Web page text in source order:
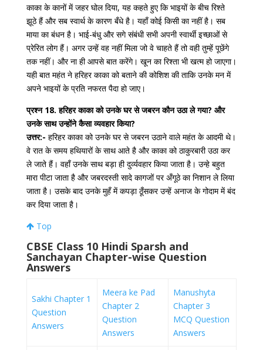
काका के कानों में जहर घोल दिया, यह कहते हुए कि भाइयों के बीच रिश्ते
झूठे हैं और सब स्वार्थ के कारण बँधे है। यहाँ कोई किसी का नहीं है। सब
माया का बंधन है। भाई-बंधु और सगे संबंधी सभी अपनी स्वार्थी इच्छाओं से
प्रेरित लोग हैं। अगर उन्हें वह नहीं मिला जो वे चाहते हैं तो वही तुम्हें पूछेंगे
तक नहीं। और ना ही आपसे बात करेंगे। खून का रिश्ता भी खत्म हो जाएगा।
यही बात महंत ने हरिहर काका को बताने की कोशिश की ताकि उनके मन में
अपने भाइयों के प्रति नफरत पैदा हो जाए।
प्रश्न 18. हरिहर काका को उनके घर से जबरन कौन उठा ले गया? और
उनके साथ उन्होंने कैसा व्यवहार किया?
उत्तर:- हरिहर काका को उनके घर से जबरन उठाने वाले महंत के आदमी थे।
वे रात के समय हथियारों के साथ आते है और काका को ठाकुरबारी उठा कर
ले जाते हैं। वहाँ उनके साथ बड़ा ही दुर्व्यवहार किया जाता है। उन्हे बहुत
मारा पीटा जाता है और जबरदस्ती सादे कागजों पर अँगूठे का निशान ले लिया
जाता है। उसके बाद उनके मुहँ में कपड़ा ठूँसकर उन्हें अनाज के गोदाम में बंद
कर दिया जाता है।
Top
CBSE Class 10 Hindi Sparsh and
Sanchayan Chapter-wise Question
Answers
Sakhi Chapter 1
Question
Answers
Meera ke Pad
Chapter 2
Question
Answers
Manushyta
Chapter 3
MCQ Question
Answers